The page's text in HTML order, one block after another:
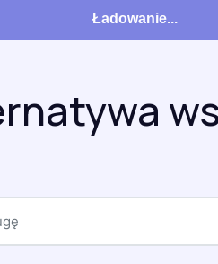
Ładowanie...